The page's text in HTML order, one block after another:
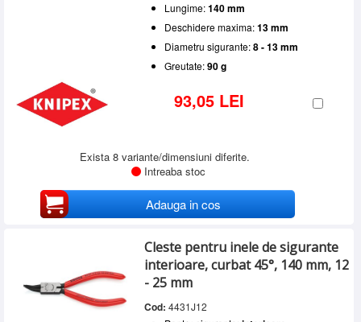
Lungime:140 mm
Deschidere maxima:13 mm
Diametru sigurante:8 - 13 mm
Greutate:90 g
93,05 LEI
Exista 8 variante/dimensiuni diferite.
Intreaba stoc
Adauga in cos
Cleste pentru inele de sigurante
interioare, curbat 45°, 140 mm, 12
- 25 mm
Cod: 4431J12